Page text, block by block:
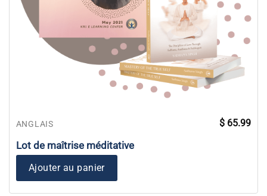
ANGLAIS
Lot de maîtrise méditative
$ 65.99
Ajouter au panier